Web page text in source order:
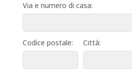
Via e numero di casa:
Codice postale: Città: